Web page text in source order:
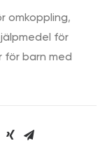
omkoppling,
för
för barn med